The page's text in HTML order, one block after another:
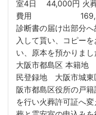
室4日 44,000円 火
費用 169,500
診断書の届け出部分
入して貰い、コピー
い、原本を預
大阪市都島区
民登録地 大阪市城
阪市都島区役所の戸籍
を行い火葬許可証へ